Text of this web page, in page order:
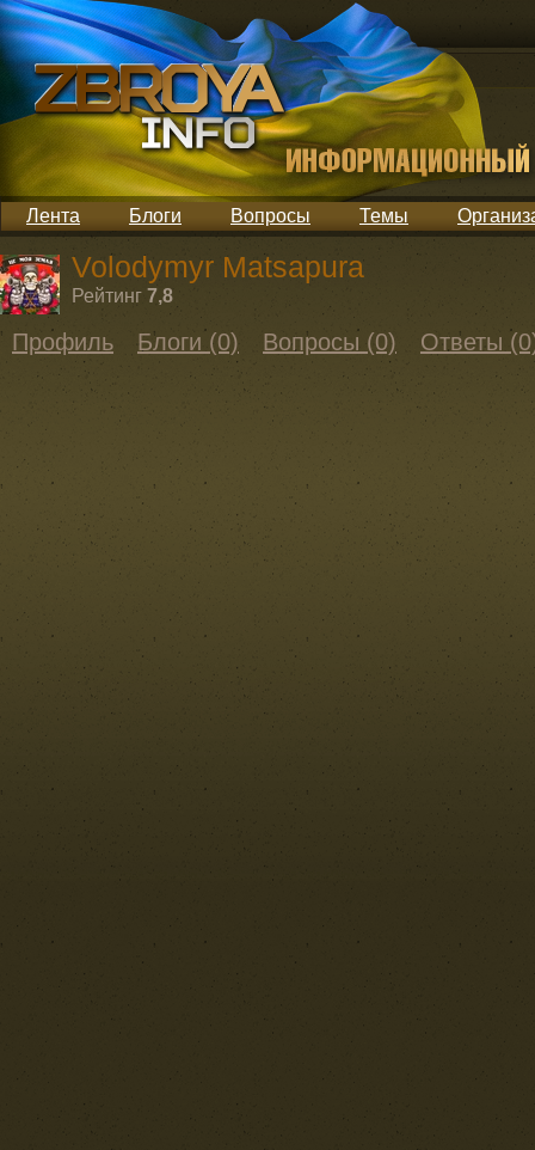
Лента Блоги Вопросы Темы
Volodymyr Matsapura
Рейтинг 7,8
Профиль Блоги (0) Вопросы (0) Ответы